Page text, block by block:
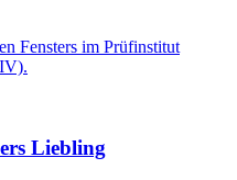
Liebling